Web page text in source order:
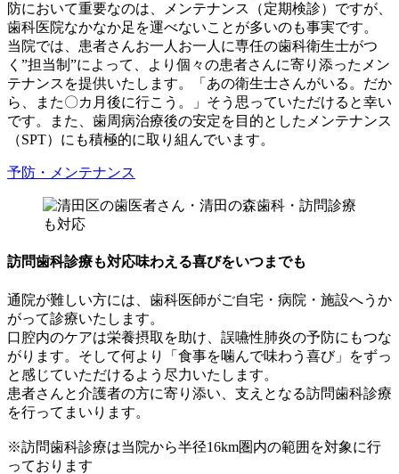
防において重要なのは、メンテナンス（定期検診）ですが、
歯科医院なかなか足を運べないことが多いのも事実です。
当院では、患者さんお一人お一人に専任の歯科衛生士がつ
く”担当制”によって、より個々の患者さんに寄り添ったメン
テナンスを提供いたします。「あの衛生士さんがいる。だか
ら、また〇カ月後に行こう。」そう思っていただけると幸い
です。また、歯周病治療後の安定を目的としたメンテナンス
（SPT）にも積極的に取り組んでいます。
予防・メンテナンス
訪問歯科診療も対応味わえる喜びをいつまでも
通院が難しい方には、歯科医師がご自宅・病院・施設へうか
がって診療いたします。
口腔内のケアは栄養摂取を助け、誤嚥性肺炎の予防にもつな
がります。そして何より「食事を噛んで味わう喜び」をずっ
と感じていただけるよう尽力いたします。
患者さんと介護者の方に寄り添い、支えとなる訪問歯科診療
を行ってまいります。
※訪問歯科診療は当院から半径16km圏内の範囲を対象に行
っております